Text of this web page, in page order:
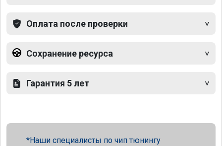
Оплата после проверки
Сохранение ресурса
Гарантия 5 лет
Наши специалисты по чип тюнингу